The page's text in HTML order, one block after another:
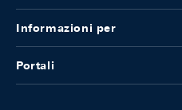
Informazioni per
Portali